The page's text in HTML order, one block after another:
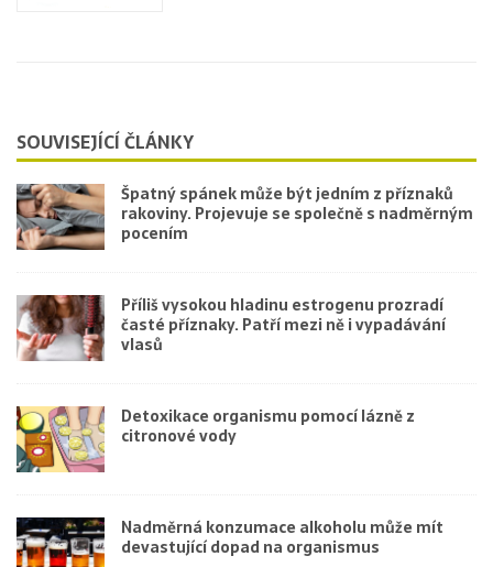
SOUVISEJÍCÍ ČLÁNKY
Špatný spánek může být jedním z příznaků
rakoviny. Projevuje se společně s nadměrným
pocením
Příliš vysokou hladinu estrogenu prozradí
časté příznaky. Patří mezi ně i vypadávání
vlasů
Detoxikace organismu pomocí lázně z
citronové vody
Nadměrná konzumace alkoholu může mít
devastující dopad na organismus